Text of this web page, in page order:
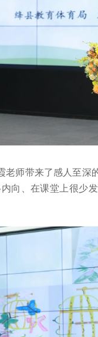
老师带来了感人至深
向、在课堂上很少